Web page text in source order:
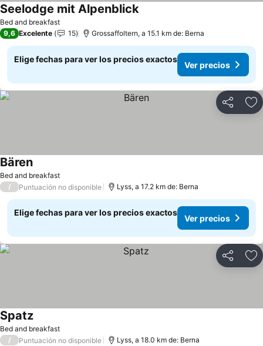
Bed and breakfast
Seelodge mit Alpenblick
9,6 Excelente 15 Grossaffoltern, a 15.1 km de: Berna
Elige fechas para ver los precios exactos
Ver precios
Compartir
Bed and breakfast
Bären
/ Puntuación no disponible Lyss, a 17.2 km de: Berna
Elige fechas para ver los precios exactos
Ver precios
Compartir
Bed and breakfast
Spatz
/ Puntuación no disponible Lyss, a 18.0 km de: Berna